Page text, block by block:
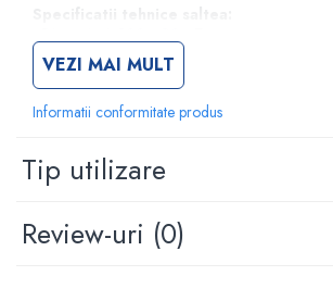
Filtre antibacteriene si antivirale
Garouri
Ochelari de protectie
Cabluri EKG (10 fire)
Electrozi ECG / EKG
Sonde US
- Inaltimea celulei : 7 cm (2,7 ").
- Material: PVC.
- Grosimea peretelui celulei: 0,35 mm.
- Numarul de celule: 130.
Specificatii tehnice compresor:
- Silentios.
panoul frontal.
- Poate fi agatat de orice cadru de pat, cu
VEZI MAI MULT
Informatii conformitate produs
Tip utilizare
Review-uri (0)